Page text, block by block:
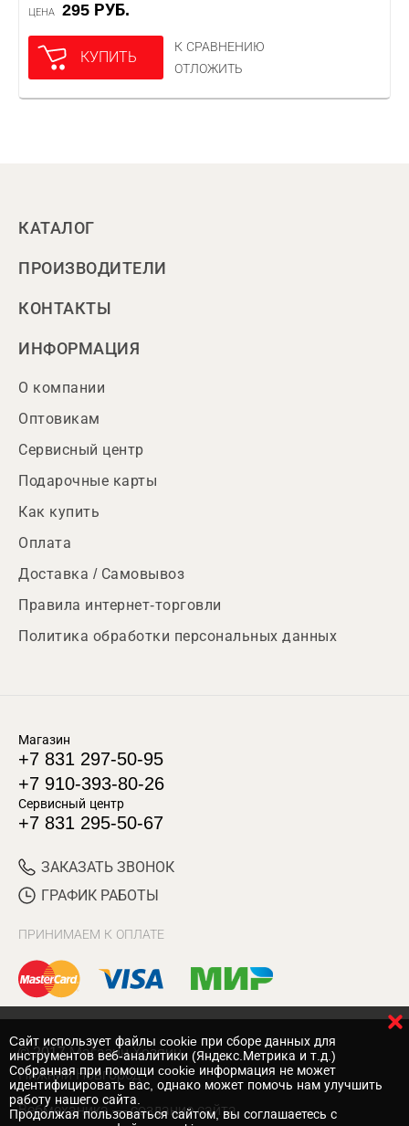
ЦЕНА 295 РУБ.
КУПИТЬ
К СРАВНЕНИЮ
ОТЛОЖИТЬ
КАТАЛОГ
ПРОИЗВОДИТЕЛИ
КОНТАКТЫ
ИНФОРМАЦИЯ
О компании
Оптовикам
Сервисный центр
Подарочные карты
Как купить
Оплата
Доставка / Самовывоз
Правила интернет-торговли
Политика обработки персональных данных
Магазин
+7 831 297-50-95
+7 910-393-80-26
Сервисный центр
+7 831 295-50-67
ЗАКАЗАТЬ ЗВОНОК
ГРАФИК РАБОТЫ
ПРИНИМАЕМ К ОПЛАТЕ
© 2017 Магазин Хозяин
Нижний Новгород
Вебмеханика — создание сайта
Cайт использует файлы cookie при сборе данных для
инструментов веб-аналитики (Яндекс.Метрика и т.д.)
Собранная при помощи cookie информация не может
идентифицировать вас, однако может помочь нам улучшить
работу нашего сайта.
Продолжая пользоваться сайтом, вы соглашаетесь с